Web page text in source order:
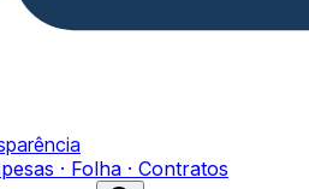
· Folha · Contratos